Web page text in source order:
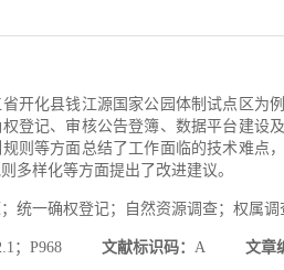
开化县钱江源国家公园体制试点区为
权登记、审核公告登簿、数据平台建设
则等方面总结了工作面临的技术难点
多样化等方面提出了改进建议。
；统一确权登记；自然资源调查；权属
；P968 文献标识码： A 文章